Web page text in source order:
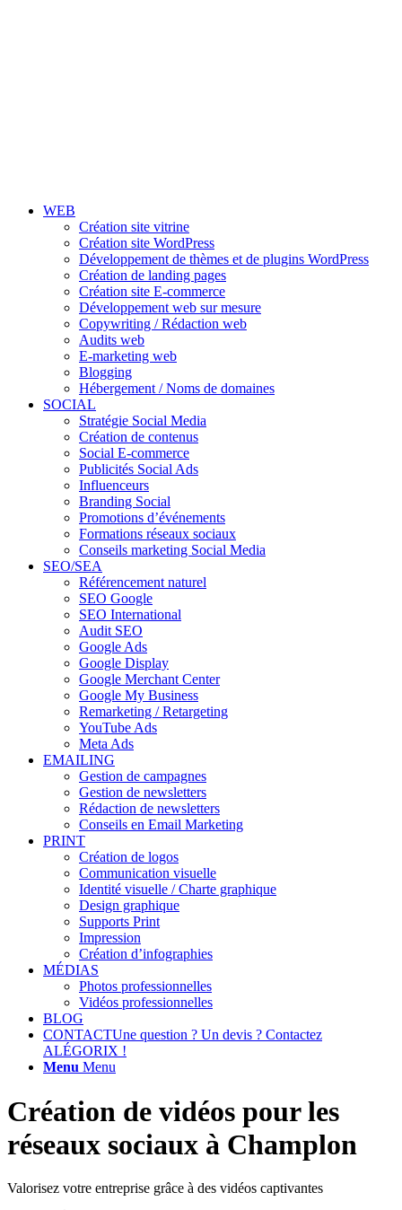
WEB
Création site vitrine
Création site WordPress
Développement de thèmes et de plugins WordPress
Création de landing pages
Création site E-commerce
Développement web sur mesure
Copywriting / Rédaction web
Audits web
E-marketing web
Blogging
Hébergement / Noms de domaines
SOCIAL
Stratégie Social Media
Création de contenus
Social E-commerce
Publicités Social Ads
Influenceurs
Branding Social
Promotions d’événements
Formations réseaux sociaux
Conseils marketing Social Media
SEO/SEA
Référencement naturel
SEO Google
SEO International
Audit SEO
Google Ads
Google Display
Google Merchant Center
Google My Business
Remarketing / Retargeting
YouTube Ads
Meta Ads
EMAILING
Gestion de campagnes
Gestion de newsletters
Rédaction de newsletters
Conseils en Email Marketing
PRINT
Création de logos
Communication visuelle
Identité visuelle / Charte graphique
Design graphique
Supports Print
Impression
Création d’infographies
MÉDIAS
Photos professionnelles
Vidéos professionnelles
BLOG
CONTACTUne question ? Un devis ? Contactez
ALÉGORIX !
Menu Menu
Création de vidéos pour les
réseaux sociaux à Champlon
Valorisez votre entreprise grâce à des vidéos captivantes